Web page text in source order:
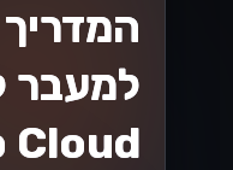
למעבר
Cloud